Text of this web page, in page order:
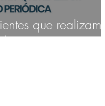
que realizam